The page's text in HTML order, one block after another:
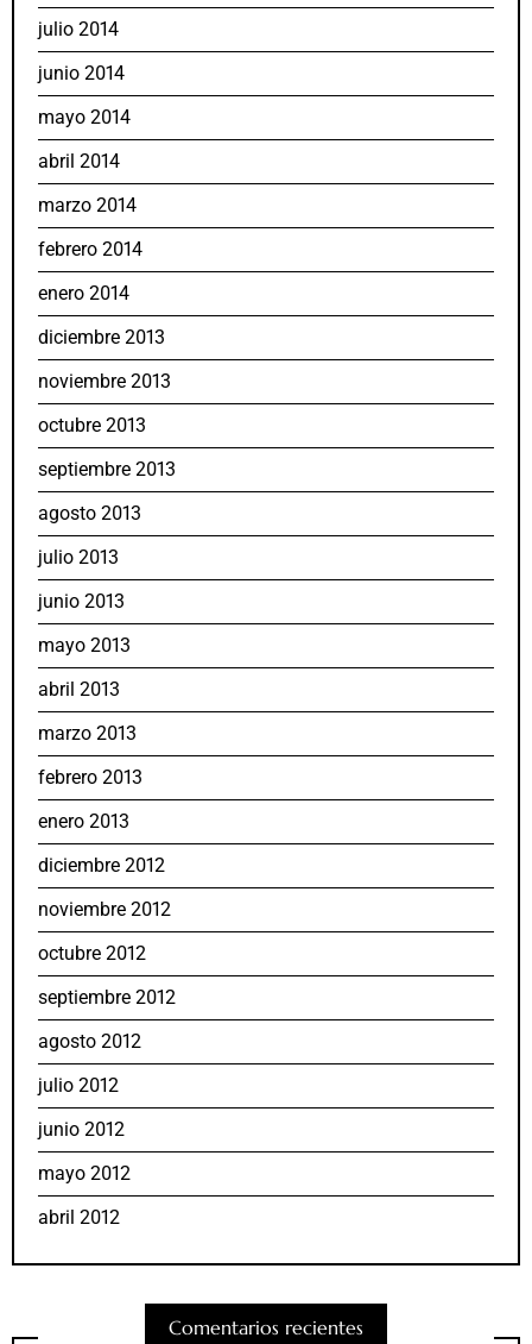
julio 2014
junio 2014
mayo 2014
abril 2014
marzo 2014
febrero 2014
enero 2014
diciembre 2013
noviembre 2013
octubre 2013
septiembre 2013
agosto 2013
julio 2013
junio 2013
mayo 2013
abril 2013
marzo 2013
febrero 2013
enero 2013
diciembre 2012
noviembre 2012
octubre 2012
septiembre 2012
agosto 2012
julio 2012
junio 2012
mayo 2012
abril 2012
Comentarios recientes